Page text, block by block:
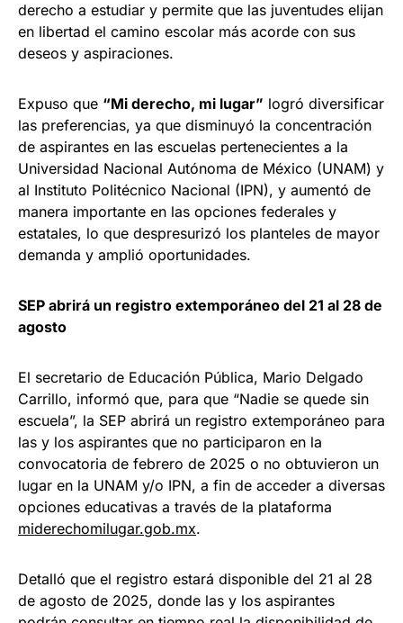
derecho a estudiar y permite que las juventudes elijan
en libertad el camino escolar más acorde con sus
deseos y aspiraciones.
Expuso que “Mi derecho, mi lugar” logró diversificar
las preferencias, ya que disminuyó la concentración
de aspirantes en las escuelas pertenecientes a la
Universidad Nacional Autónoma de México (UNAM) y
al Instituto Politécnico Nacional (IPN), y aumentó de
manera importante en las opciones federales y
estatales, lo que despresurizó los planteles de mayor
demanda y amplió oportunidades.
SEP abrirá un registro extemporáneo del 21 al 28 de
agosto
El secretario de Educación Pública, Mario Delgado
Carrillo, informó que, para que “Nadie se quede sin
escuela”, la SEP abrirá un registro extemporáneo para
las y los aspirantes que no participaron en la
convocatoria de febrero de 2025 o no obtuvieron un
lugar en la UNAM y/o IPN, a fin de acceder a diversas
opciones educativas a través de la plataforma
miderechomilugar.gob.mx.
Detalló que el registro estará disponible del 21 al 28
de agosto de 2025, donde las y los aspirantes